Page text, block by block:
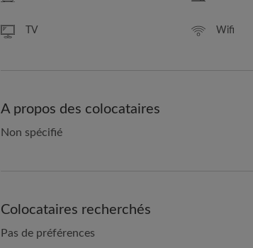
TV Wifi
A propos des colocataires
Non spécifié
Colocataires recherchés
Pas de préférences